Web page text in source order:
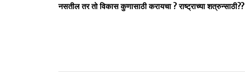
नसतील तर तो विकास कुणासाठी करायचा ? राष्ट्राच्या शत्रुन्साठी??